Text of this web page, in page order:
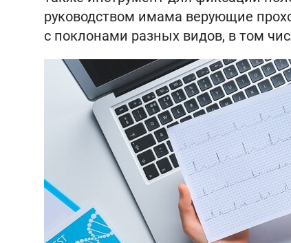
руководством имама верующие
с поклонами разных видов, в том